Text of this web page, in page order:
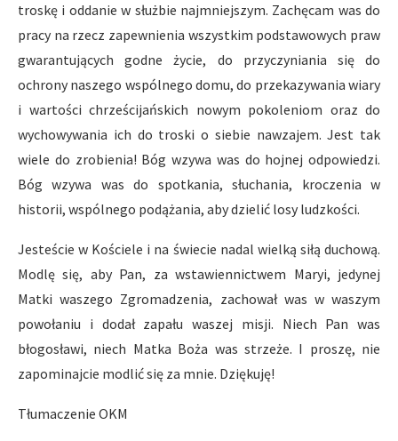
troskę i oddanie w służbie najmniejszym. Zachęcam was do
pracy na rzecz zapewnienia wszystkim podstawowych praw
gwarantujących godne życie, do przyczyniania się do
ochrony naszego wspólnego domu, do przekazywania wiary
i wartości chrześcijańskich nowym pokoleniom oraz do
wychowywania ich do troski o siebie nawzajem. Jest tak
wiele do zrobienia! Bóg wzywa was do hojnej odpowiedzi.
Bóg wzywa was do spotkania, słuchania, kroczenia w
historii, wspólnego podążania, aby dzielić losy ludzkości.
Jesteście w Kościele i na świecie nadal wielką siłą duchową.
Modlę się, aby Pan, za wstawiennictwem Maryi, jedynej
Matki waszego Zgromadzenia, zachował was w waszym
powołaniu i dodał zapału waszej misji. Niech Pan was
błogosławi, niech Matka Boża was strzeże. I proszę, nie
zapominajcie modlić się za mnie. Dziękuję!
Tłumaczenie OKM